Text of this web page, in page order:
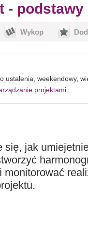
-
Wykop
ustalenia, weekendowy,
projektami
się, jak
monitorować